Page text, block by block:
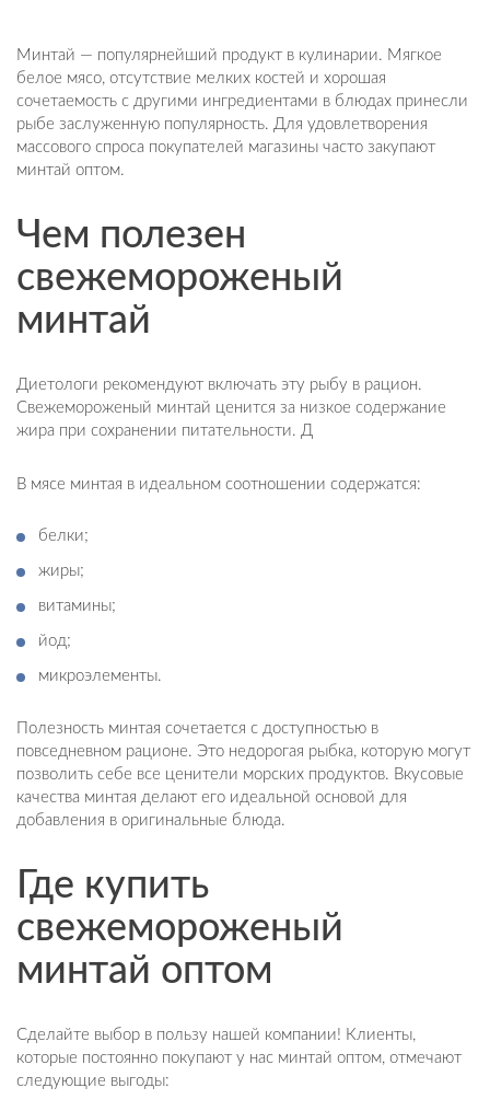
Минтай — популярнейший продукт в кулинарии. Мягкое
белое мясо, отсутствие мелких костей и хорошая
сочетаемость с другими ингредиентами в блюдах принесли
рыбе заслуженную популярность. Для удовлетворения
массового спроса покупателей магазины часто закупают
минтай оптом.
Чем полезен
свежемороженый
минтай
Диетологи рекомендуют включать эту рыбу в рацион.
Свежемороженый минтай ценится за низкое содержание
жира при сохранении питательности. Д
В мясе минтая в идеальном соотношении содержатся:
белки;
жиры;
витамины;
йод;
микроэлементы.
Полезность минтая сочетается с доступностью в
повседневном рационе. Это недорогая рыбка, которую могут
позволить себе все ценители морских продуктов. Вкусовые
качества минтая делают его идеальной основой для
добавления в оригинальные блюда.
Где купить
свежемороженый
минтай оптом
Сделайте выбор в пользу нашей компании! Клиенты,
которые постоянно покупают у нас минтай оптом, отмечают
следующие выгоды: